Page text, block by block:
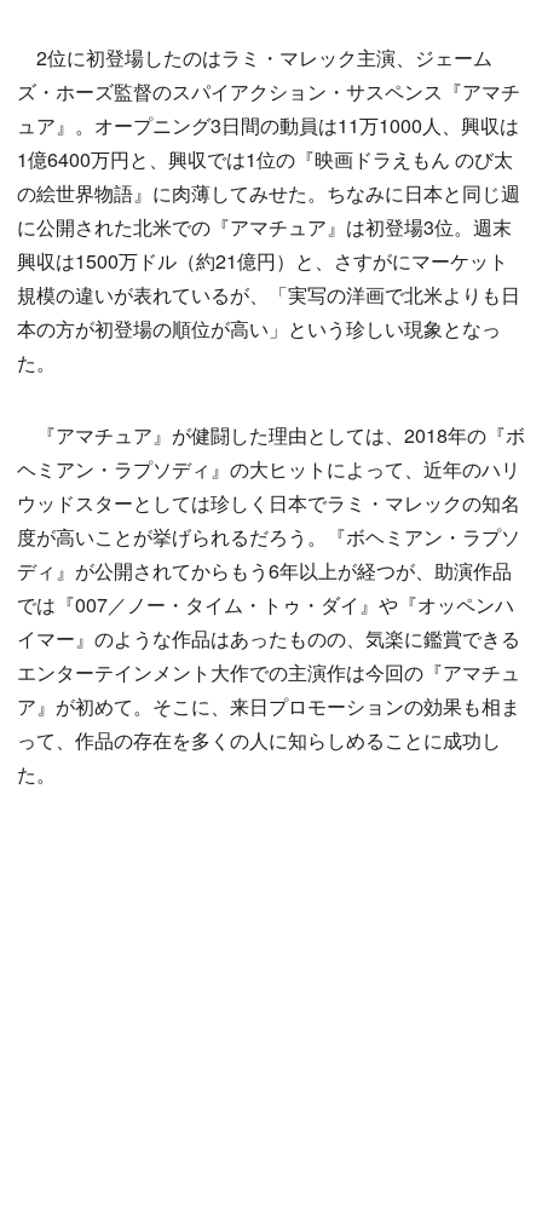
2位に初登場したのはラミ・マレック主演、ジェーム
ズ・ホーズ監督のスパイアクション・サスペンス『アマチ
ュア』。オープニング3日間の動員は11万1000人、興収は
1億6400万円と、興収では1位の『映画ドラえもん のび太
の絵世界物語』に肉薄してみせた。ちなみに日本と同じ週
に公開された北米での『アマチュア』は初登場3位。週末
興収は1500万ドル（約21億円）と、さすがにマーケット
規模の違いが表れているが、「実写の洋画で北米よりも日
本の方が初登場の順位が高い」という珍しい現象となっ
た。
『アマチュア』が健闘した理由としては、2018年の『ボ
ヘミアン・ラプソディ』の大ヒットによって、近年のハリ
ウッドスターとしては珍しく日本でラミ・マレックの知名
度が高いことが挙げられるだろう。『ボヘミアン・ラプソ
ディ』が公開されてからもう6年以上が経つが、助演作品
では『007／ノー・タイム・トゥ・ダイ』や『オッペンハ
イマー』のような作品はあったものの、気楽に鑑賞できる
エンターテインメント大作での主演作は今回の『アマチュ
ア』が初めて。そこに、来日プロモーションの効果も相ま
って、作品の存在を多くの人に知らしめることに成功し
た。